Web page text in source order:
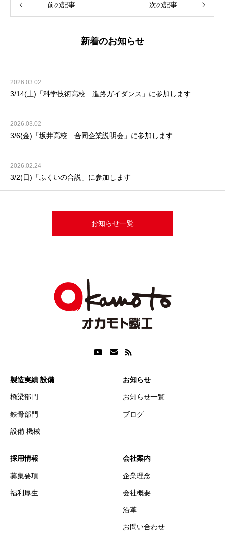
前の記事 次の記事
新着のお知らせ
2026.03.02
3/14(土)「科学技術高校 進路ガイダンス」に参加します
2026.03.02
3/6(金)「坂井高校 合同企業説明会」に参加します
2026.02.24
3/2(日)「ふくいの合説」に参加します
お知らせ一覧
製造実績 設備
橋梁部門
鉄骨部門
設備 機械
お知らせ
お知らせ一覧
ブログ
採用情報
募集要項
福利厚生
会社案内
企業理念
会社概要
沿革
お問い合わせ